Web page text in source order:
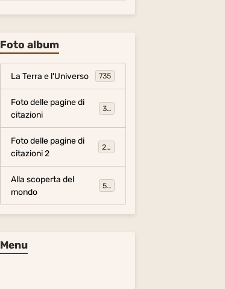
Foto album
La Terra e l'Universo 735
Foto delle pagine di
citazioni
317
Foto delle pagine di
citazioni 2
281
Alla scoperta del
mondo
54
Menu